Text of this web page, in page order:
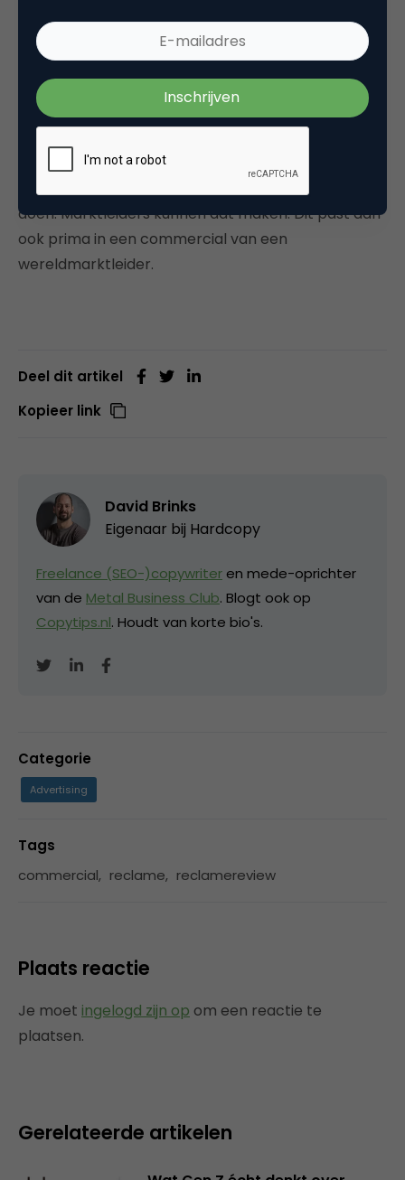
Het enige dat we in deze commercial als afsluiter te
horen en zien krijgen, is dat we de app van
Monsterboard moeten downloaden om de baan te
vinden die écht bij ons past. Verder niets. Ook hier
intrinsieke motivatie van de doelgroep: als jij ander
werk zoekt, dan wil je daar toch wel moeite voor
doen. Marktleiders kunnen dat maken. Dit past dan
ook prima in een commercial van een
wereldmarktleider.
Deel dit artikel
Kopieer link
David Brinks
Eigenaar bij Hardcopy
Freelance (SEO-)copywriter en mede-oprichter
van de Metal Business Club. Blogt ook op
Copytips.nl. Houdt van korte bio's.
Categorie
Advertising
Tags
commercial, reclame, reclamereview
Plaats reactie
Je moet ingelogd zijn op om een reactie te
plaatsen.
Gerelateerde artikelen